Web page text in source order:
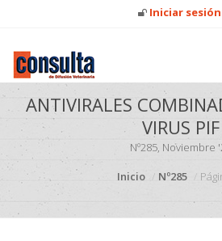
Iniciar sesión
ANTIVIRALES
VIRUS PIF
Nº285, Noviembre
Inicio
Nº285